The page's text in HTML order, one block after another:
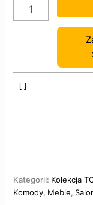
Kategorii: Kolekcja
Komody, Meble,